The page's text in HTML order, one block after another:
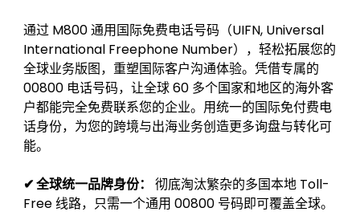
通过 M800 通用国际免费电话号码（UIFN, Universal
International Freephone Number），轻松拓展您的
全球业务版图，重塑国际客户沟通体验。凭借专属的
00800 电话号码，让全球 60 多个国家和地区的海外客
户都能完全免费联系您的企业。用统一的国际免付费电
话身份，为您的跨境与出海业务创造更多询盘与转化可
能。
✔ 全球统一品牌身份：
彻底淘汰繁杂的多国本地 Toll-
Free 线路，只需一个通用 00800 号码即可覆盖全球。